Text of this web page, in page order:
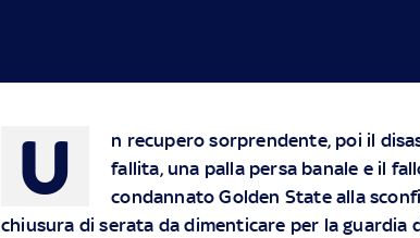
U
n recupero sorprendente, poi il
fallita, una palla persa banale e il
condannato Golden State alla
chiusura di serata da dimenticare per la guardia